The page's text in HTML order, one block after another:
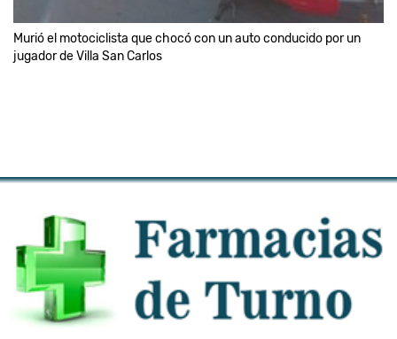
Murió el motociclista que chocó con un auto conducido por un
jugador de Villa San Carlos